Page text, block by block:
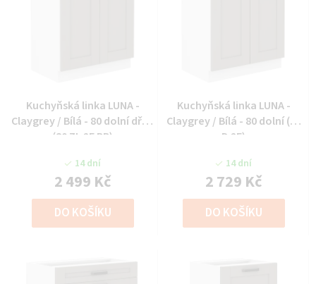
Kuchyňská linka LUNA -
Claygrey / Bílá - 80 dolní dřez
(80 ZL 2F BB)
14 dní
2 499 Kč
DO KOŠÍKU
Kuchyňská linka LUNA -
Claygrey / Bílá - 80 dolní (80
D 2F)
14 dní
2 729 Kč
DO KOŠÍKU